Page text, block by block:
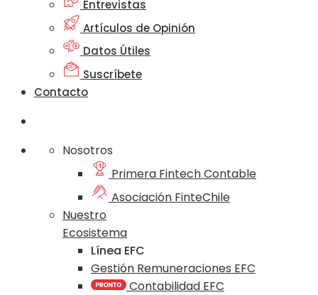
Entrevistas
Artículos de Opinión
Datos Útiles
Suscríbete
Contacto
Nosotros
Primera Fintech Contable
Asociación FinteChile
Nuestro
Ecosistema
Línea EFC
Gestión Remuneraciones EFC
Contabilidad EFC